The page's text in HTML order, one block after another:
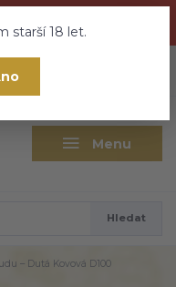
a ještě mnohem víc
starší 18 let.
Menu
Hledat
– Dutá Kovová D100